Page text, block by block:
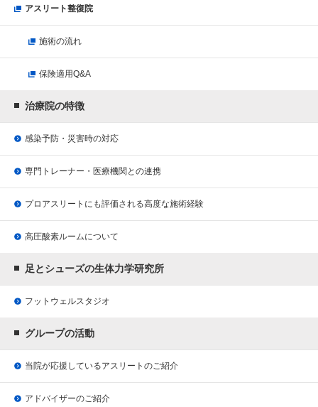
アスリート整復院
施術の流れ
保険適用Q&A
治療院の特徴
感染予防・災害時の対応
専門トレーナー・医療機関との連携
プロアスリートにも評価される高度な施術経験
高圧酸素ルームについて
足とシューズの生体力学研究所
フットウェルスタジオ
グループの活動
当院が応援しているアスリートのご紹介
アドバイザーのご紹介